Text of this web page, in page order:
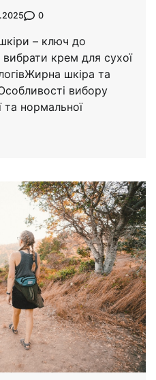
0
– ключ до
крем для сухої
шкіра та
вибору
та нормальної